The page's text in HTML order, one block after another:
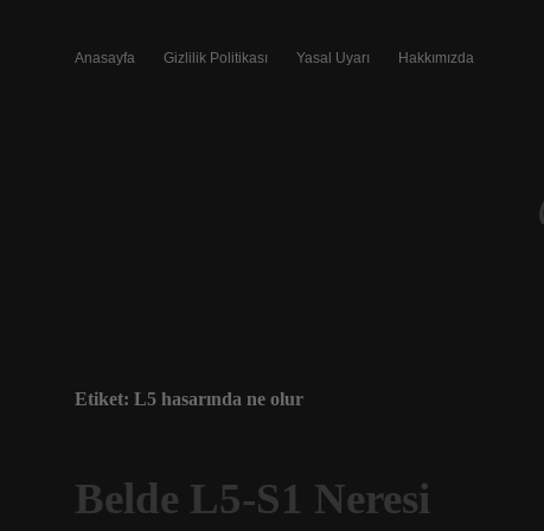
Anasayfa Gizlilik Politikası Yasal Uyarı Hakkımızda
Etiket: L5 hasarında ne olur
Belde L5-S1 Neresi